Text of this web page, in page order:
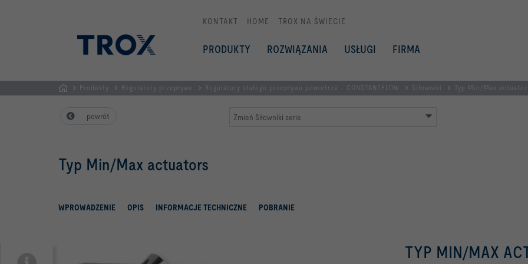
KONTAKT HOME TROX NA ŚWIECIE
PRODUKTY ROZWIĄZANIA USŁUGI FIRMA
GŁÓWNA
Produkty Regulatory przepływu Regulatory stałego przepływu powietrza – CONSTANTFLOW Siłowniki Typ Min/Max
powrót Zmień Siłowniki serie
Typ Min/Max actuators
WPROWADZENIE OPIS INFORMACJE TECHNICZNE POBRANIE
TYP MIN/MAX